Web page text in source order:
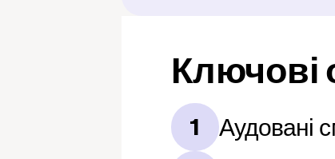
Ключові
1 Аудовані